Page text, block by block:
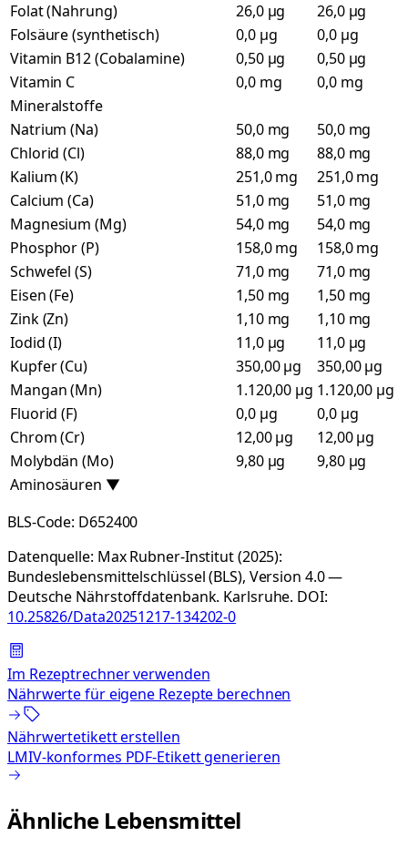
Folat (Nahrung)
26,0 µg
26,0 µg
Folsäure (synthetisch)
0,0 µg
0,0 µg
Vitamin B12 (Cobalamine)
0,50 µg
0,50 µg
Vitamin C
0,0 mg
0,0 mg
Mineralstoffe
Natrium (Na)
50,0 mg
50,0 mg
Chlorid (Cl)
88,0 mg
88,0 mg
Kalium (K)
251,0 mg
251,0 mg
Calcium (Ca)
51,0 mg
51,0 mg
Magnesium (Mg)
54,0 mg
54,0 mg
Phosphor (P)
158,0 mg
158,0 mg
Schwefel (S)
71,0 mg
71,0 mg
Eisen (Fe)
1,50 mg
1,50 mg
Zink (Zn)
1,10 mg
1,10 mg
Iodid (I)
11,0 µg
11,0 µg
Kupfer (Cu)
350,00 µg
350,00 µg
Mangan (Mn)
1.120,00 µg 1.120,00 µg
Fluorid (F)
0,0 µg
0,0 µg
Chrom (Cr)
12,00 µg
12,00 µg
Molybdän (Mo)
9,80 µg
9,80 µg
Aminosäuren ▼
BLS-Code: D652400
Datenquelle: Max Rubner-Institut (2025):
Bundeslebensmittelschlüssel (BLS), Version 4.0 —
Deutsche Nährstoffdatenbank. Karlsruhe. DOI:
10.25826/Data20251217-134202-0
Im Rezeptrechner verwenden
Nährwerte für eigene Rezepte berechnen
Nährwertetikett erstellen
LMIV-konformes PDF-Etikett generieren
Ähnliche Lebensmittel